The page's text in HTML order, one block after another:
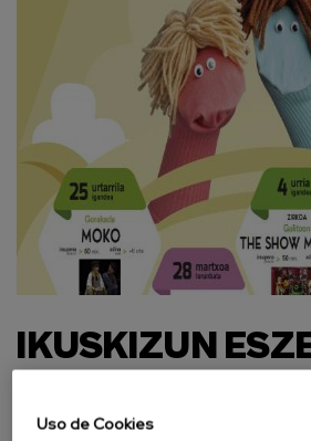
IKUSKIZUN
Uso de Cookies